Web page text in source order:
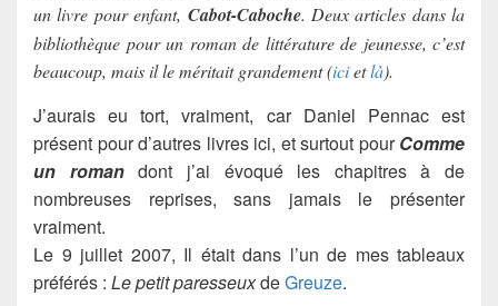
un livre pour enfant, Cabot-Caboche. Deux articles dans la
bibliothèque pour un roman de littérature de jeunesse, c’est
beaucoup, mais il le méritait grandement (icietlà).
J’aurais eu tort, vraiment, car Daniel Pennac est
présent pour d’autres livres ici, et surtout pourComme
un romandont j’ai évoqué les chapitres à de
nombreuses reprises, sans jamais le présenter
vraiment.
Le 9 juillet 2007, Il était dans l’un de mes tableaux
préférés : Le petit paresseuxdeGreuze.